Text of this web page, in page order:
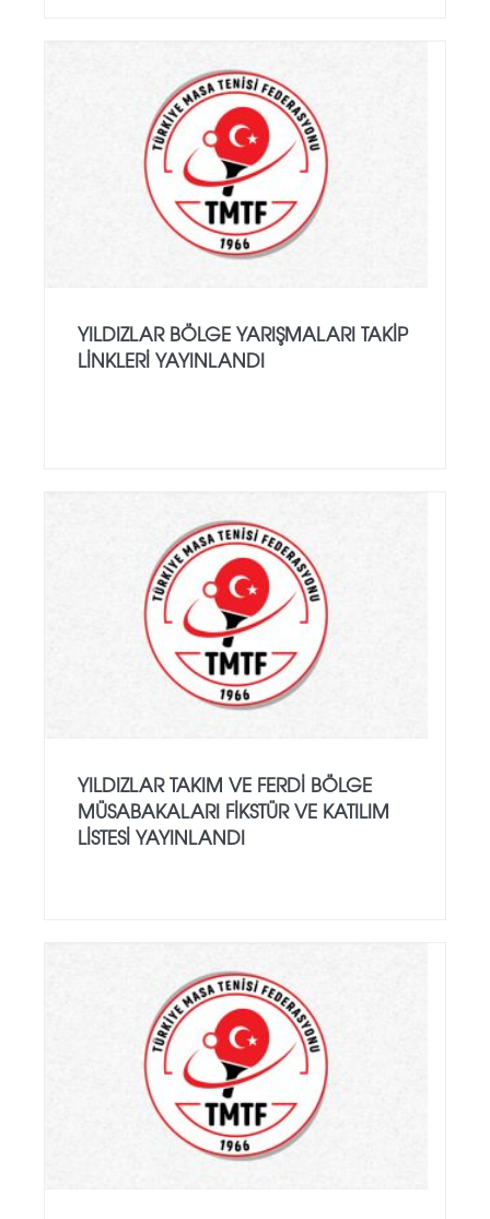
YILDIZLAR BÖLGE YARIŞMALARI TAKIP
LINKLERI YAYINLANDI
YILDIZLAR TAKIM VE FERDI BÖLGE
MÜSABAKALARI FIKSTÜR VE KATILIM
LISTESI YAYINLANDI